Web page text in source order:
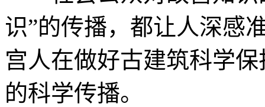
识”的传播，都让人深感
宫人在做好古建筑科学
的科学传播。